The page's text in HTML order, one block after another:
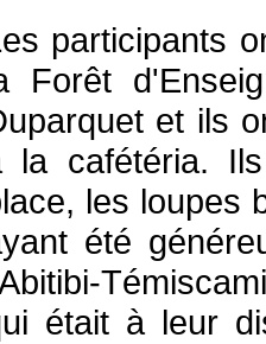
participants
Forêt
et ils
la cafétéria.
les loupes
été
était à leur